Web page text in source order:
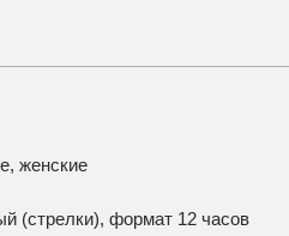
женские
(стрелки), формат 12 часов